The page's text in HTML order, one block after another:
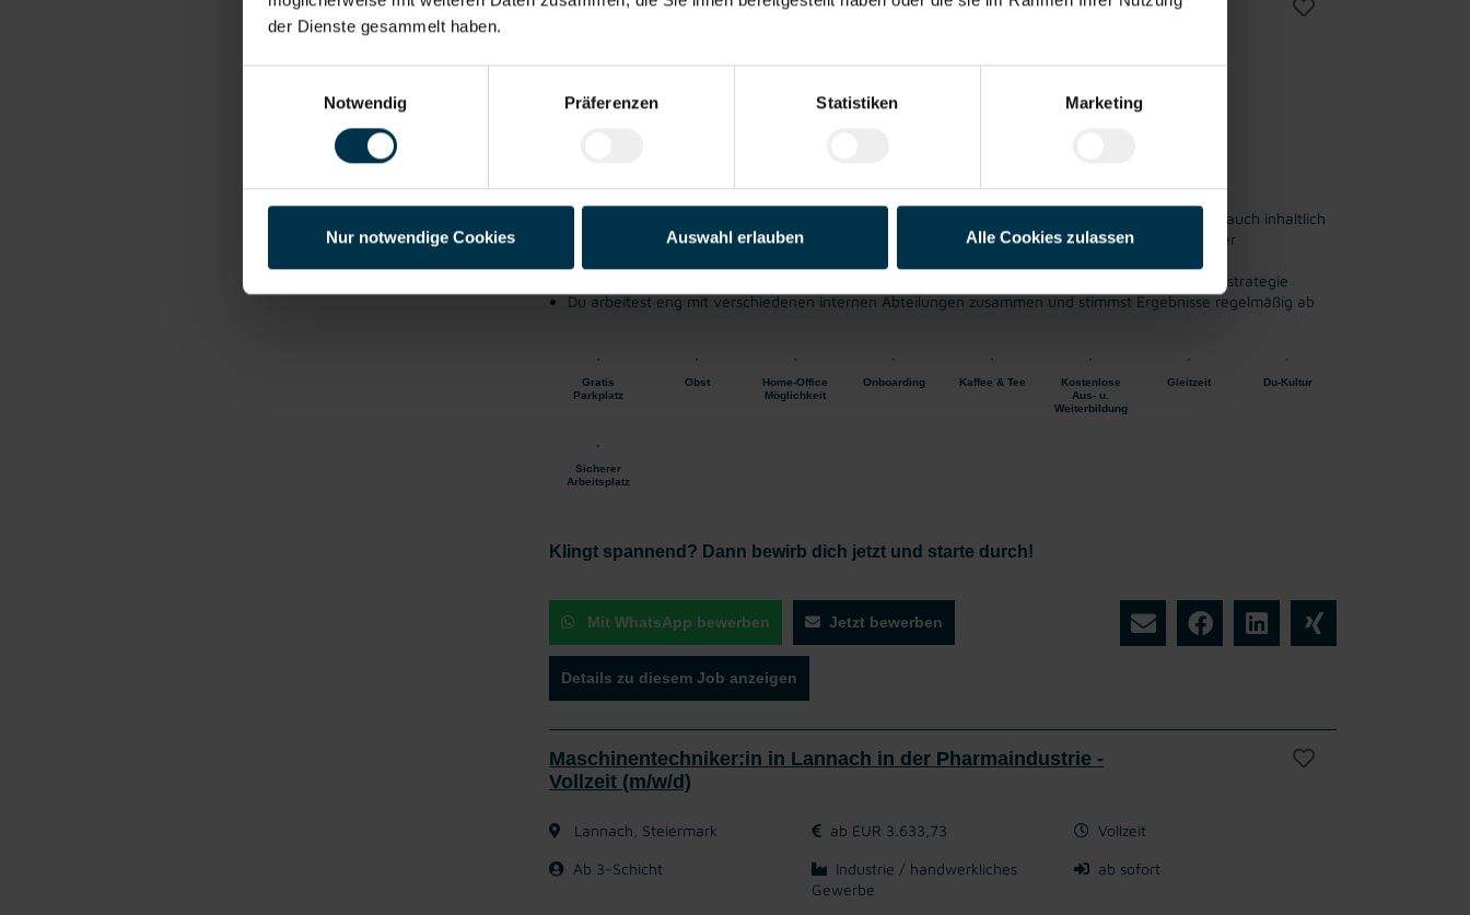
der Dienste gesammelt haben.
Notwendig
Präferenzen Statistiken Marketing
Nur notwendige Cookies Auswahl erlauben Alle Cookies zulassen
Data Scientist Supply Chain Management (m/w/d)
Handel ab sofort
Du unterstützt bei der Analyse unserer Produkte und Warengruppen – sowohl datenbasiert als auch inhaltlich
Du ermittelst, überprüfst und verbesserst Prognoseparameter unter Berücksichtigung relevanter
Du entwickelst eigenständig Szenarien und Simulationen zur Optimierung unserer Beschaffungsstrategie
Du arbeitest eng mit verschiedenen internen Abteilungen zusammen und stimmst Ergebnisse regelmäßig ab
Gratis
Parkplatz
Obst
Home-Office
Möglichkeit
Onboarding Kaffee & Tee
Kostenlose
Aus- u.
Weiterbildung
Gleitzeit Du-Kultur
Sicherer
Arbeitsplatz
Klingt spannend? Dann bewirb dich jetzt und starte durch!
Mit WhatsApp bewerben Jetzt bewerben
Details zu diesem Job anzeigen
Maschinentechniker:in in Lannach in der Pharmaindustrie -
Vollzeit (m/w/d)
Lannach, Steiermark ab EUR 3.633,73 Vollzeit
Ab 3-Schicht
Industrie / handwerkliches
Gewerbe
ab sofort